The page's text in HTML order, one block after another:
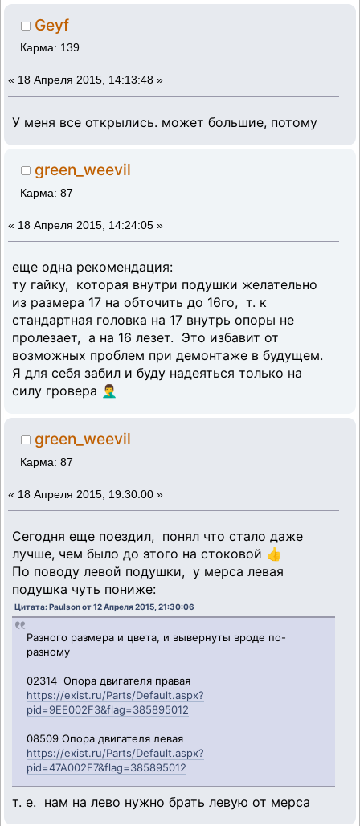
Geyf
Карма: 139
« 18 Апреля 2015, 14:13:48 »
У меня все открылись. может большие, потому
green_weevil
Карма: 87
« 18 Апреля 2015, 14:24:05 »
еще одна рекомендация:
ту гайку, которая внутри подушки желательно
из размера 17 на обточить до 16го, т. к
стандартная головка на 17 внутрь опоры не
пролезает, а на 16 лезет. Это избавит от
возможных проблем при демонтаже в будущем.
Я для себя забил и буду надеяться только на
силу гровера 🤦‍♂️
green_weevil
Карма: 87
« 18 Апреля 2015, 19:30:00 »
Сегодня еще поездил, понял что стало даже
лучше, чем было до этого на стоковой 👍
По поводу левой подушки, у мерса левая
подушка чуть пониже:
Цитата: Paulson от 12 Апреля 2015, 21:30:06
Разного размера и цвета, и вывернуты вроде по-
разному
02314 Опора двигателя правая
https://exist.ru/Parts/Default.aspx?
pid=9EE002F3&flag=385895012
08509 Опора двигателя левая
https://exist.ru/Parts/Default.aspx?
pid=47A002F7&flag=385895012
т. е. нам на лево нужно брать левую от мерса